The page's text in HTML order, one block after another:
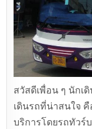
สวัสดีเพื่อน ๆ นักเ
เดินรถที่น่าสนใจ คื
บริการโดยรถทัวร์